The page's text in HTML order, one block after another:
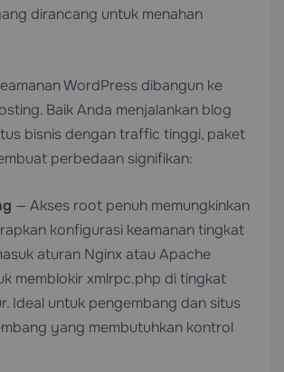
dirancang untuk menahan
WordPress dibangun ke
Baik Anda menjalankan blog
bisnis dengan traffic tinggi, paket
perbedaan signifikan:
— Akses root penuh memungkinkan
konfigurasi keamanan tingkat
aturan Nginx atau Apache
memblokir xmlrpc.php di tingkat
Ideal untuk pengembang dan situs
yang membutuhkan kontrol